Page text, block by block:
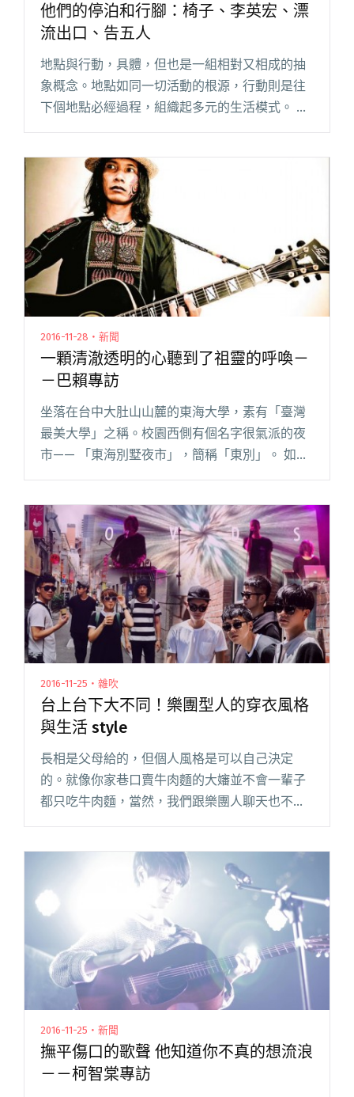
他們的停泊和行腳：椅子、李英宏、漂
流出口、告五人
地點與行動，具體，但也是一組相對又相成的抽
象概念。地點如同一切活動的根源，行動則是往
下個地點必經過程，組織起多元的生活模式。 這
次訪問到和地點、路程有所淵源的傑出創作者，
舞閱讀全文 "他們的停泊和行腳：椅子、李英
宏、漂流出口、告五人"
2016-11-28・新聞
一顆清澈透明的心聽到了祖靈的呼喚－
－巴賴專訪
坐落在台中大肚山山麓的東海大學，素有「臺灣
最美大學」之稱。校園西側有個名字很氣派的夜
市—— 「東海別墅夜市」，簡稱「東別」。 如果
調。即使舞臺背景不過閱讀全文 "一顆清澈透明
的心聽到了祖靈的呼喚－－巴賴專訪"
2016-11-25・雜吹
台上台下大不同！樂團型人的穿衣風格
與生活 style
長相是父母給的，但個人風格是可以自己決定
的。就像你家巷口賣牛肉麵的大嬸並不會一輩子
都只吃牛肉麵，當然，我們跟樂團人聊天也不會
永遠 focus 在音樂上。今天就來看看 OVDS、皇
在日常穿搭與生活上到閱讀全文 "台上台下大不
同！樂團型人的穿衣風格與生活 style"
2016-11-25・新聞
撫平傷口的歌聲 他知道你不真的想流浪
－－柯智棠專訪